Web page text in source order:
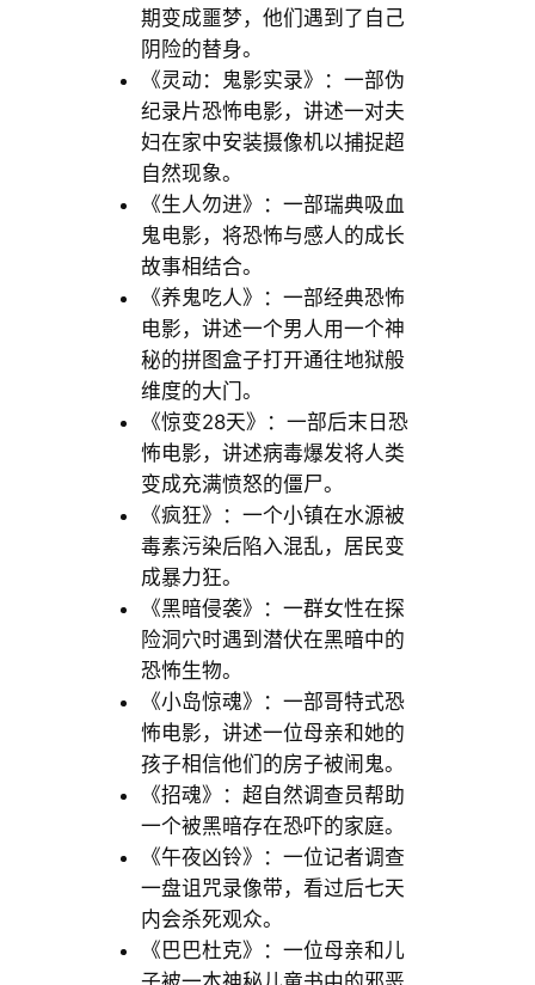
期变成噩梦，他们遇到了自己
阴险的替身。
《灵动：鬼影实录》：一部伪
纪录片恐怖电影，讲述一对夫
妇在家中安装摄像机以捕捉超
自然现象。
《生人勿进》：一部瑞典吸血
鬼电影，将恐怖与感人的成长
故事相结合。
《养鬼吃人》：一部经典恐怖
电影，讲述一个男人用一个神
秘的拼图盒子打开通往地狱般
维度的大门。
《惊变28天》：一部后末日恐
怖电影，讲述病毒爆发将人类
变成充满愤怒的僵尸。
《疯狂》：一个小镇在水源被
毒素污染后陷入混乱，居民变
成暴力狂。
《黑暗侵袭》：一群女性在探
险洞穴时遇到潜伏在黑暗中的
恐怖生物。
《小岛惊魂》：一部哥特式恐
怖电影，讲述一位母亲和她的
孩子相信他们的房子被闹鬼。
《招魂》：超自然调查员帮助
一个被黑暗存在恐吓的家庭。
《午夜凶铃》：一位记者调查
一盘诅咒录像带，看过后七天
内会杀死观众。
《巴巴杜克》：一位母亲和儿